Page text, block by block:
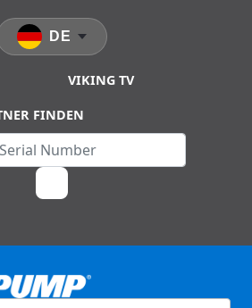
VIKING TV
FINDEN
DE